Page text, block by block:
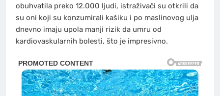
obuhvatila preko 12.000 ljudi, istraživači su otkrili da
su oni koji su konzumirali kašiku i po maslinovog ulja
dnevno imaju upola manji rizik da umru od
kardiovaskularnih bolesti, što je impresivno.